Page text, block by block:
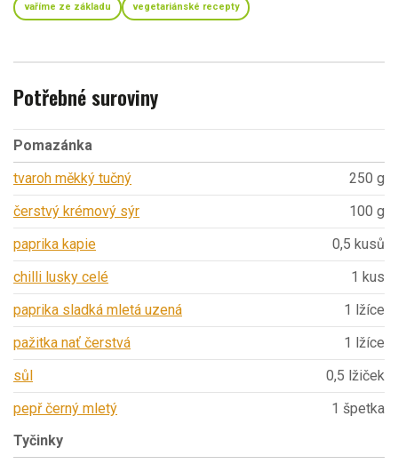
vaříme ze základu vegetariánské recepty
Potřebné suroviny
Pomazánka
tvaroh měkký tučný
250 g
čerstvý krémový sýr
100 g
paprika kapie
0,5 kusů
chilli lusky celé
1 kus
paprika sladká mletá uzená
1 lžíce
pažitka nať čerstvá
1 lžíce
sůl
0,5 lžiček
pepř černý mletý
1 špetka
Tyčinky